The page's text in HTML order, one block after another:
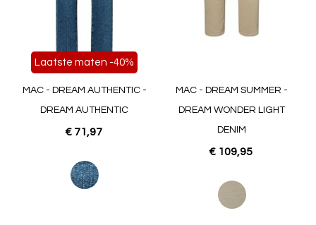
Laatste maten -40%
MAC - DREAM AUTHENTIC -
DREAM AUTHENTIC
€ 71,97
MAC - DREAM SUMMER -
DREAM WONDER LIGHT
DENIM
€ 109,95